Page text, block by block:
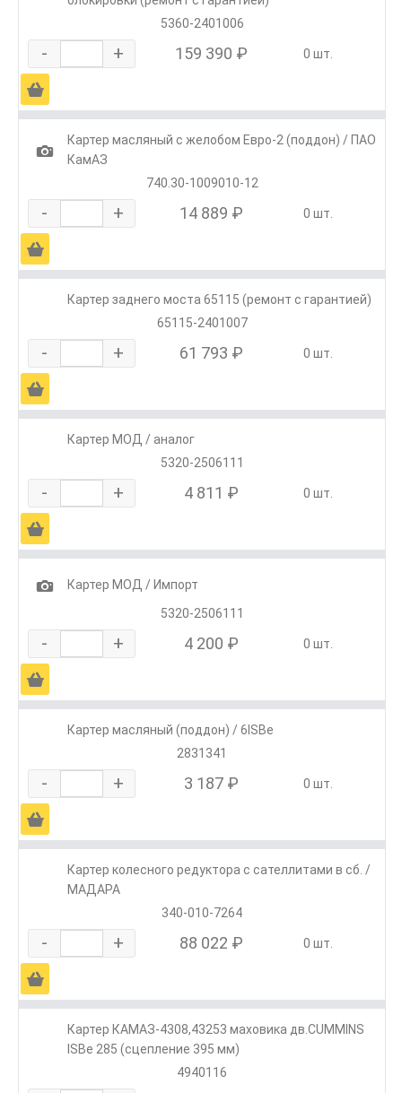
5360-2401006
- + 159 390 ₽ 0 шт.
Ä
1
Картер масляный с желобом Евро-2 (поддон) / ПАО
КамАЗ
740.30-1009010-12
- + 14 889 ₽ 0 шт.
Ä
Картер заднего моста 65115 (ремонт с гарантией)
65115-2401007
- + 61 793 ₽ 0 шт.
Ä
Картер МОД / аналог
5320-2506111
- + 4 811 ₽ 0 шт.
Ä
1
Картер МОД / Импорт
5320-2506111
- + 4 200 ₽ 0 шт.
Ä
Картер масляный (поддон) / 6ISBe
2831341
- + 3 187 ₽ 0 шт.
Ä
Картер колесного редуктора с сателлитами в сб. /
МАДАРА
340-010-7264
- + 88 022 ₽ 0 шт.
Ä
Картер КАМАЗ-4308,43253 маховика дв.CUMMINS
ISBe 285 (сцепление 395 мм)
4940116